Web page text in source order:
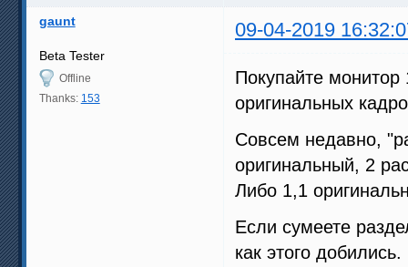
gaunt 09-04-2019
Beta Tester
Offline
Thanks: 153
Покупайте монитор
оригинальных
Совсем недавно,
оригинальный, 2
Либо 1,1
Если сумеете
как этого добились.